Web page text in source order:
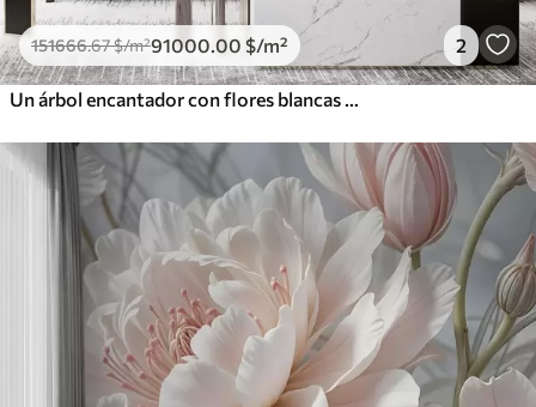
151666.67$/m²91000 .00 $/m² 2